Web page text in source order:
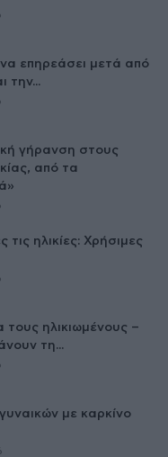
επηρεάσει μετά από
την...
γήρανση στους
από τα
ηλικίες: Χρήσιμες
τους ηλικιωμένους –
τη...
με καρκίνο